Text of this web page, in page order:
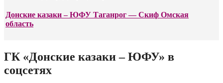
Донские казаки – ЮФУ Таганрог — Скиф Омская
область
ГК «Донские казаки – ЮФУ» в
соцсетях